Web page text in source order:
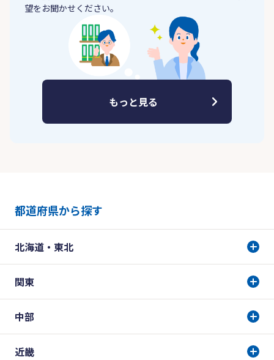
望をお聞かせください。
もっと見る
都道府県から探す
北海道・東北
関東
中部
近畿